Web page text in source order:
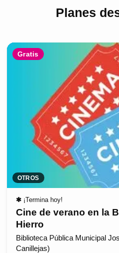
Planes
Gratis
OTROS
✱ ¡Termina hoy!
Cine de verano en la
Hierro
Biblioteca Pública Municipal
Canillejas)